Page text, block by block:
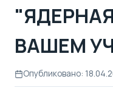
ВАШЕМ
Опубликовано: